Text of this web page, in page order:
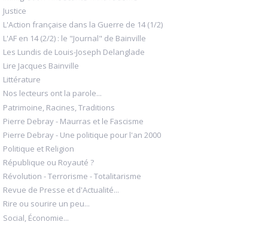
Justice
L'Action française dans la Guerre de 14 (1/2)
L'AF en 14 (2/2) : le "Journal" de Bainville
Les Lundis de Louis-Joseph Delanglade
Lire Jacques Bainville
Littérature
Nos lecteurs ont la parole...
Patrimoine, Racines, Traditions
Pierre Debray - Maurras et le Fascisme
Pierre Debray - Une politique pour l'an 2000
Politique et Religion
République ou Royauté ?
Révolution - Terrorisme - Totalitarisme
Revue de Presse et d'Actualité...
Rire ou sourire un peu...
Social, Économie...